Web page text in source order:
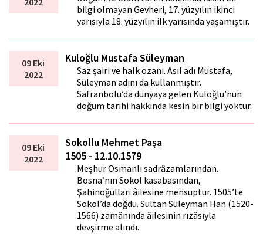
bilgi olmayan Gevheri, 17. yüzyılın ikinci
yarısıyla 18. yüzyılın ilk yarısında yaşamıştır.
09 Eki
2022
Kuloğlu Mustafa Süleyman
Saz şairi ve halk ozanı. Asıl adı Mustafa,
Süleyman adını da kullanmıştır.
Safranbolu’da dünyaya gelen Kuloğlu’nun
doğum tarihi hakkında kesin bir bilgi yoktur.
09 Eki
2022
Sokollu Mehmet Paşa
1505 - 12.10.1579
Meşhur Osmanlı sadrâzamlarından.
Bosna’nın Sokol kasabasından,
Şahinoğulları âilesine mensuptur. 1505’te
Sokol’da doğdu. Sultan Süleyman Han (1520-
1566) zamânında âilesinin rızâsıyla
devşirme alındı.